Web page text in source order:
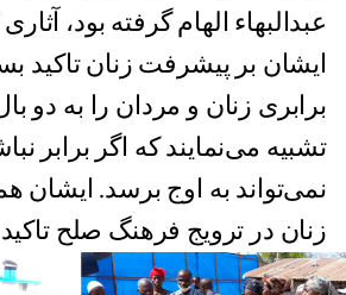
عبدالبهاء الهام گرفته بود،
ایشان بر پیشرفت زنان تاکید
برابری زنان و مردان را به دو
تشبیه می‌نمایند که اگر برابر
نمی‌تواند به اوج برسد. ایشان
زنان در ترویج فرهنگ صلح